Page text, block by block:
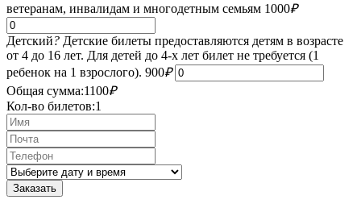
ветеранам, инвалидам и многодетным семьям 1000₽
Детский? Детские билеты предоставляются детям в возрасте
от 4 до 16 лет. Для детей до 4-х лет билет не требуется (1
ребенок на 1 взрослого). 900₽
Общая сумма:1100₽
Кол-во билетов:1